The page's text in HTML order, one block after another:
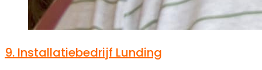
9. Installatiebedrijf Lunding